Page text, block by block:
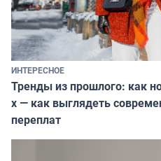
ИНТЕРЕСНОЕ
Тренды из прошлого: как
х — как выглядеть
переплат